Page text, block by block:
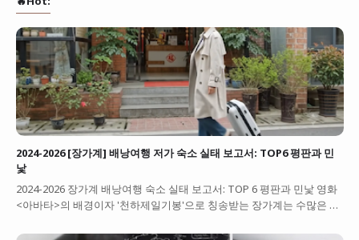
2024-2026 [장가계] 배낭여행 저가 숙소 실태 보고서: TOP6 평판과 민
낯
2024-2026 장가계 배낭여행 숙소 실태 보고서: TOP 6 평판과 민낯 영화
<아바타>의 배경이자 '천하제일기봉'으로 칭송받는 장가계는 수많은 …